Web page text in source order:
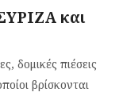
και
δομικές πιέσεις
βρίσκονται